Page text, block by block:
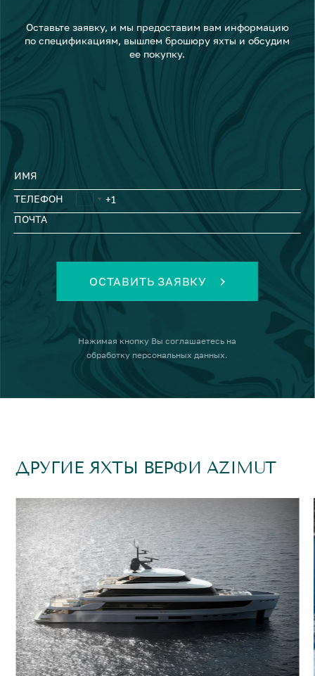
Оставьте заявку, и мы предоставим вам информацию
по спецификациям, вышлем брошюру яхты и обсудим
ее покупку.
ИМЯ
ТЕЛЕФОН
ПОЧТА
ОСТАВИТЬ ЗАЯВКУ
Нажимая кнопку Вы соглашаетесь на
обработку персональных данных.
ДРУГИЕ ЯХТЫ ВЕРФИ AZIMUT